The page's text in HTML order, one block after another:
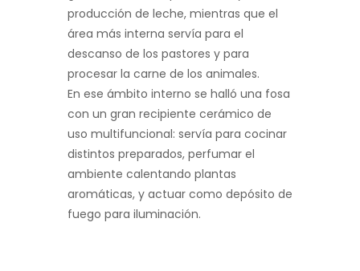
producción de leche, mientras que el
área más interna servía para el
descanso de los pastores y para
procesar la carne de los animales.
En ese ámbito interno se halló una fosa
con un gran recipiente cerámico de
uso multifuncional: servía para cocinar
distintos preparados, perfumar el
ambiente calentando plantas
aromáticas, y actuar como depósito de
fuego para iluminación.